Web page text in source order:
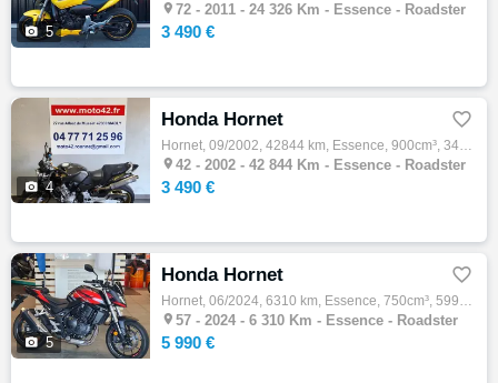
 5
 72 - 2011 - 24 326 Km - Essence - Roadster
3 490 €
 4
Honda Hornet 
Hornet, 09/2002, 42844 km, Essence, 900cm³, 3490 € Equipements : En vente chez MOTO 42 votre concession moto d'occasion à Roanne dans la Lo…
 42 - 2002 - 42 844 Km - Essence - Roadster
3 490 €
 5
Honda Hornet 
Hornet, 06/2024, 6310 km, Essence, 750cm³, 5990 € Equipements : Magnifique Covering complet, Gris mat d'origine sous le covering Aucun frai…
 57 - 2024 - 6 310 Km - Essence - Roadster
5 990 €